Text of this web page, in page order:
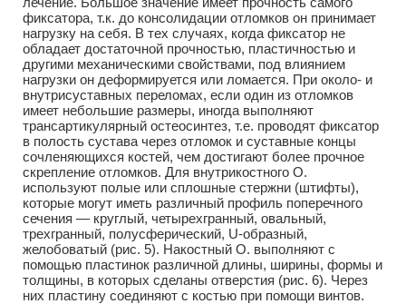
фиксатора, т.к. до консолидации отломков он принимает
нагрузку на себя. В тех случаях, когда фиксатор не
обладает достаточной прочностью, пластичностью и
другими механическими свойствами, под влиянием
нагрузки он деформируется или ломается. При около- и
внутрисуставных переломах, если один из отломков
имеет небольшие размеры, иногда выполняют
трансартикулярный остеосинтез, т.е. проводят фиксатор
в полость сустава через отломок и суставные концы
сочленяющихся костей, чем достигают более прочное
скрепление отломков. Для внутрикостного О.
используют полые или сплошные стержни (штифты),
которые могут иметь различный профиль поперечного
сечения — круглый, четырехгранный, овальный,
трехгранный, полусферический, U-образный,
желобоватый (рис. 5). Накостный О. выполняют с
помощью пластинок различной длины, ширины, формы и
толщины, в которых сделаны отверстия (рис. 6). Через
них пластину соединяют с костью при помощи винтов.